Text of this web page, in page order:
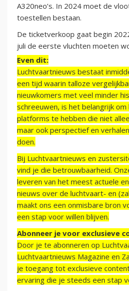
A320neo’s. In 2024 moet de
toestellen bestaan.
De ticketverkoop gaat begin
juli de eerste vluchten moeten
Even dit:
Luchtvaartnieuws bestaat
een tijd waarin talloze
nieuwkomers met veel minder
schreeuwen, is het belangrijk
platforms te hebben die niet
maar ook perspectief en
doen.
Bij Luchtvaartnieuws en
vind je die betrouwbaarheid.
leveren van het meest actuele
nieuws over de luchtvaart- en
maakt ons een onmisbare bron
een stap voor willen blijven.
Abonneer je voor exclusieve
Door je te abonneren op
Luchtvaartnieuws Magazine en
je toegang tot exclusieve
ervaring die je steeds een stap